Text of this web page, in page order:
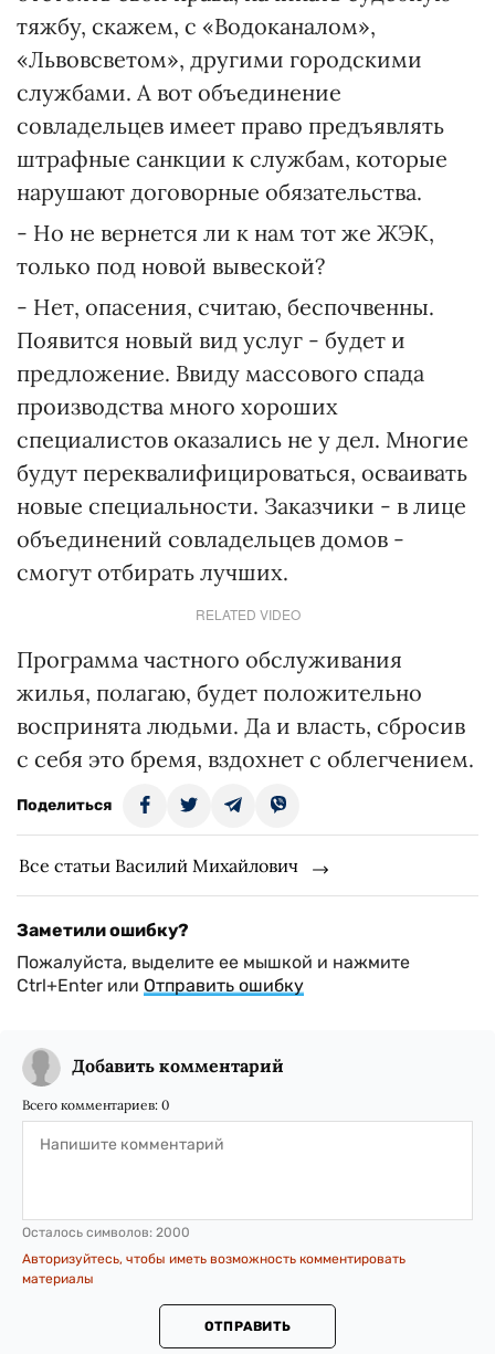
тяжбу, скажем, с «Водоканалом»,
«Львовсветом», другими городскими
службами. А вот объединение
совладельцев имеет право предъявлять
штрафные санкции к службам, которые
нарушают договорные обязательства.
- Но не вернется ли к нам тот же ЖЭК,
только под новой вывеской?
- Нет, опасения, считаю, беспочвенны.
Появится новый вид услуг - будет и
предложение. Ввиду массового спада
производства много хороших
специалистов оказались не у дел. Многие
будут переквалифицироваться, осваивать
новые специальности. Заказчики - в лице
объединений совладельцев домов -
смогут отбирать лучших.
RELATED VIDEO
Программа частного обслуживания
жилья, полагаю, будет положительно
воспринята людьми. Да и власть, сбросив
с себя это бремя, вздохнет с облегчением.
Поделиться
Все статьи Василий Михайлович
Заметили ошибку?
Пожалуйста, выделите ее мышкой и нажмите
Ctrl+Enter или Отправить ошибку
Добавить комментарий
Всего комментариев: 0
Осталось символов: 2000
Авторизуйтесь, чтобы иметь возможность комментировать
материалы
ОТПРАВИТЬ